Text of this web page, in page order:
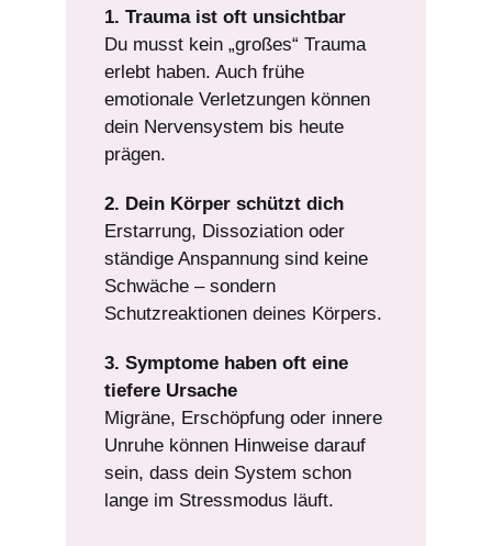
1. Trauma ist oft unsichtbar
Du musst kein „großes“ Trauma
erlebt haben. Auch frühe
emotionale Verletzungen können
dein Nervensystem bis heute
prägen.
2. Dein Körper schützt dich
Erstarrung, Dissoziation oder
ständige Anspannung sind keine
Schwäche – sondern
Schutzreaktionen deines Körpers.
3. Symptome haben oft eine
tiefere Ursache
Migräne, Erschöpfung oder innere
Unruhe können Hinweise darauf
sein, dass dein System schon
lange im Stressmodus läuft.